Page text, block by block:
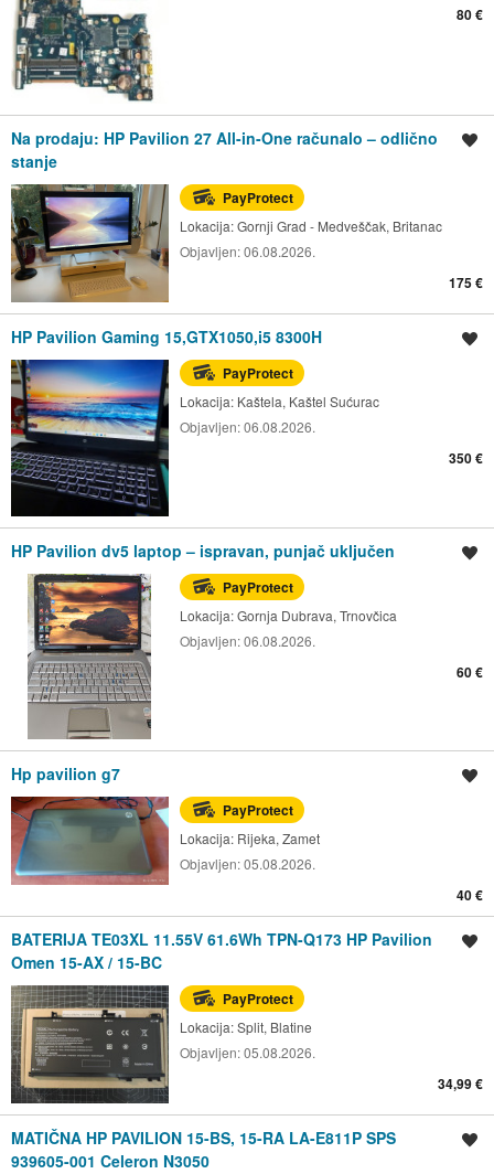
80 €
Na prodaju: HP Pavilion 27 All-in-One računalo – odlično
stanje
PayProtect
Lokacija:Gornji Grad - Medveščak, Britanac
Objavljen:06.08.2026.
175 €
HP Pavilion Gaming 15,GTX1050,i5 8300H
PayProtect
Lokacija: Kaštela, Kaštel Sućurac
Objavljen:06.08.2026.
350 €
HP Pavilion dv5 laptop – ispravan, punjač uključen
PayProtect
Lokacija:Gornja Dubrava, Trnovčica
Objavljen:06.08.2026.
60 €
Hp pavilion g7
PayProtect
Lokacija: Rijeka, Zamet
Objavljen:05.08.2026.
40 €
BATERIJA TE03XL 11.55V 61.6Wh TPN-Q173 HP Pavilion
Omen 15-AX / 15-BC
PayProtect
Lokacija:Split, Blatine
Objavljen:05.08.2026.
34,99 €
MATIČNA HP PAVILION 15-BS, 15-RA LA-E811P SPS
939605-001 Celeron N3050